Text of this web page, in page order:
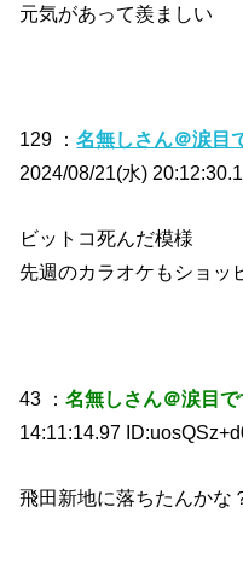
元気があって羨ましい
129 ：名無しさん＠涙目
2024/08/21(水)
ビットコ死んだ模様
先週のカラオケもショッ
43 ：名無しさん＠涙目で
14:11:14.97
飛田新地に落ちたんかな